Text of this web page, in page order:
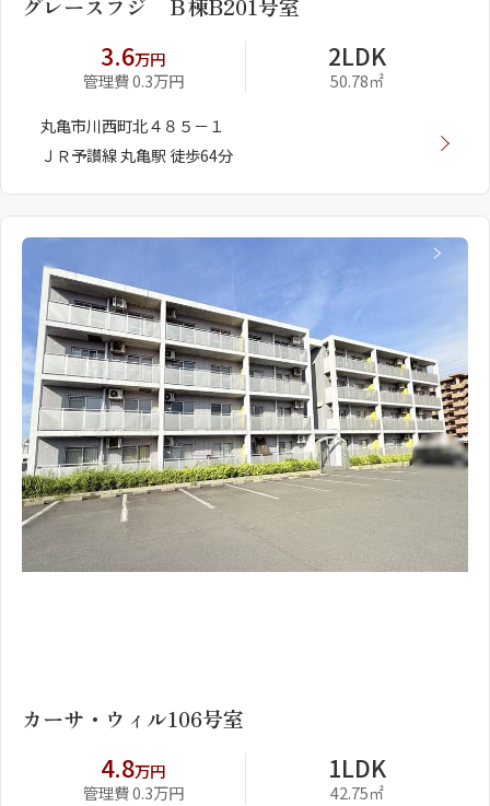
グレースフジ Ｂ棟B201号室
3.6万円
管理費 0.3万円
2LDK
50.78㎡
丸亀市川西町北４８５－１
ＪＲ予讃線 丸亀駅 徒歩64分
カーサ・ウィル106号室
4.8万円
管理費 0.3万円
1LDK
42.75㎡